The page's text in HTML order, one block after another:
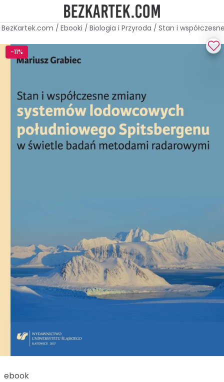
BezKartek.com / Ebooki / Biologia i Przyroda / Stan i
-11%
ebook